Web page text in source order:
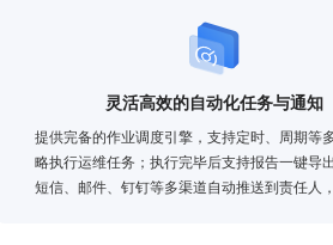
灵活高效的自动化任务与通知
提供完备的作业调度引擎，支持定时、周期等
略执行运维任务；执行完毕后支持报告一键导
短信、邮件、钉钉等多渠道自动推送到责任人